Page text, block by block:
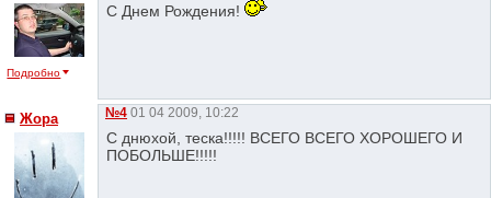
Подробно
C Днем Рождения!
Жора №4 01 04 2009, 10:22
С днюхой, теска!!!!! ВСЕГО ВСЕГО ХОРОШЕГО И
ПОБОЛЬШЕ!!!!!